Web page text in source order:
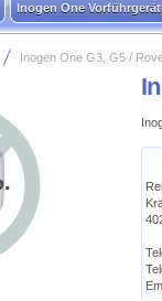
Inogen One
Inogen One G3, G5 /